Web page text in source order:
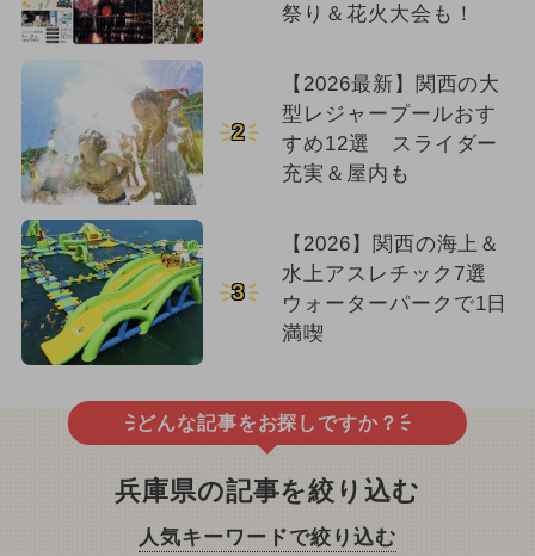
祭り＆花火大会も！
2
【2026最新】関西の大
型レジャープールおす
すめ12選 スライダー
充実＆屋内も
3
【2026】関西の海上＆
水上アスレチック7選
ウォーターパークで1日
満喫
どんな記事をお探しですか？
兵庫県の記事を絞り込む
人気キーワードで絞り込む